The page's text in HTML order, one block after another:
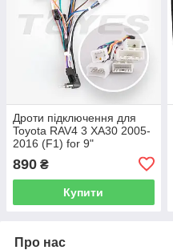
Дроти підключення для
Toyota RAV4 3 XA30 2005-
2016 (F1) for 9"
890 ₴
Купити
Про нас